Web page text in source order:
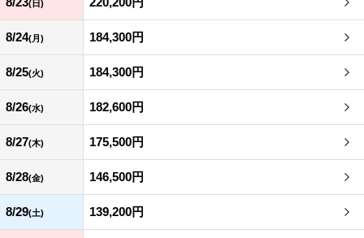
(日)
8/24(月) 184,300円
8/25(火) 184,300円
8/26(水) 182,600円
8/27(木) 175,500円
8/28(金) 146,500円
8/29(土) 139,200円